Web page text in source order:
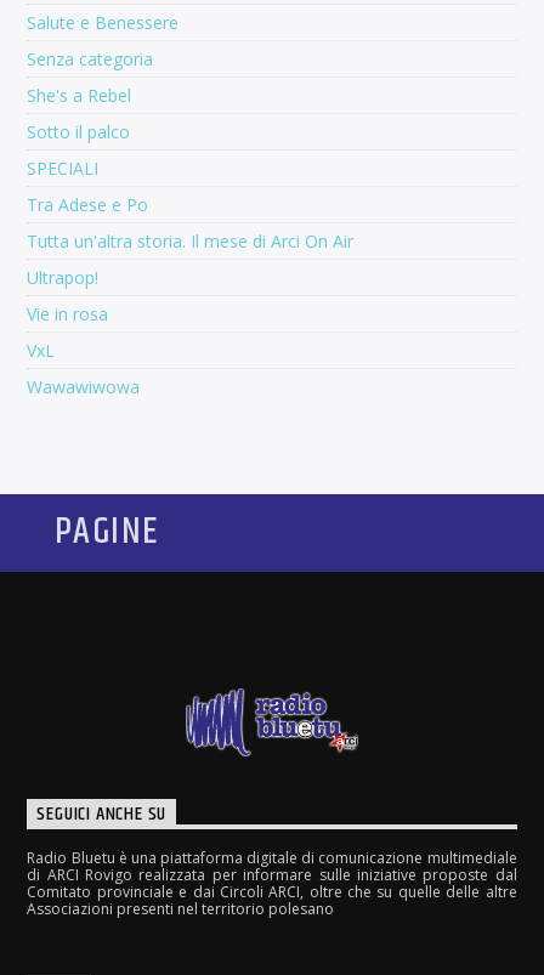
Salute e Benessere
Senza categoria
She's a Rebel
Sotto il palco
SPECIALI
Tra Adese e Po
Tutta un'altra storia. Il mese di Arci On Air
Ultrapop!
Vie in rosa
VxL
Wawawiwowa
PAGINE
SEGUICI ANCHE SU
Radio Bluetu è una piattaforma digitale di comunicazione multimediale
di ARCI Rovigo realizzata per informare sulle iniziative proposte dal
Comitato provinciale e dai Circoli ARCI, oltre che su quelle delle altre
Associazioni presenti nel territorio polesano